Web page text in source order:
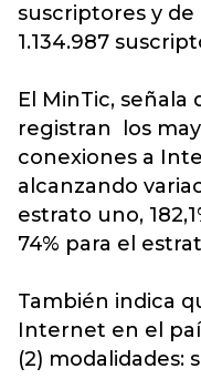
suscriptores y
1.134.987
El MinTic, señala
registran los
conexiones a
alcanzando
estrato uno,
74% para el
También indica
Internet en el
(2) modalidades: